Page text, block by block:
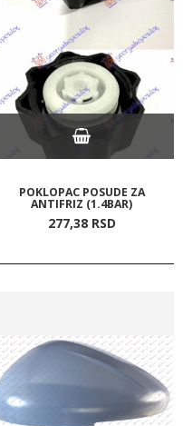
POKLOPAC POSUDE ZA
ANTIFRIZ (1.4BAR)
277,38 RSD